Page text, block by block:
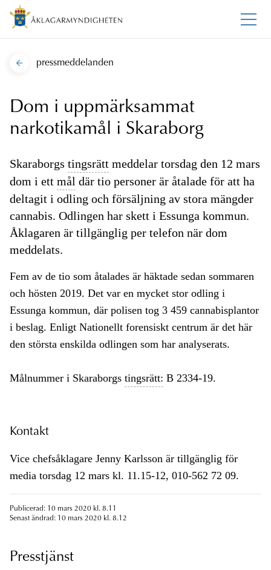
pressmeddelanden
Dom i uppmärksammat
narkotikamål i Skaraborg
Skaraborgs tingsrätt meddelar torsdag den 12 mars
dom i ett mål där tio personer är åtalade för att ha
deltagit i odling och försäljning av stora mängder
cannabis. Odlingen har skett i Essunga kommun.
Åklagaren är tillgänglig per telefon när dom
meddelats.
Fem av de tio som åtalades är häktade sedan sommaren
och hösten 2019. Det var en mycket stor odling i
Essunga kommun, där polisen tog 3 459 cannabisplantor
i beslag. Enligt Nationellt forensiskt centrum är det här
den största enskilda odlingen som har analyserats.
Målnummer i Skaraborgs tingsrätt: B 2334-19.
Kontakt
Vice chefsåklagare Jenny Karlsson är tillgänglig för
media torsdag 12 mars kl. 11.15-12, 010-562 72 09.
Publicerad: 10 mars 2020 kl. 8.11
Senast ändrad: 10 mars 2020 kl. 8.12
Presstjänst